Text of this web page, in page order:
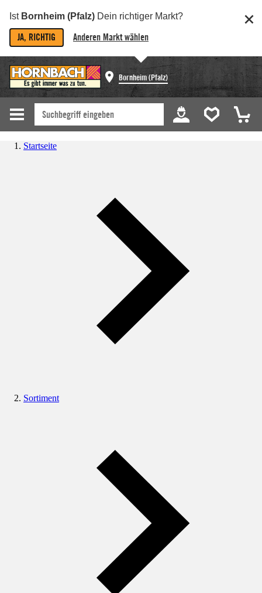
Ist Bornheim (Pfalz) Dein richtiger Markt?
JA, RICHTIG Anderen Markt wählen
Bornheim (Pfalz)
Startseite
Sortiment